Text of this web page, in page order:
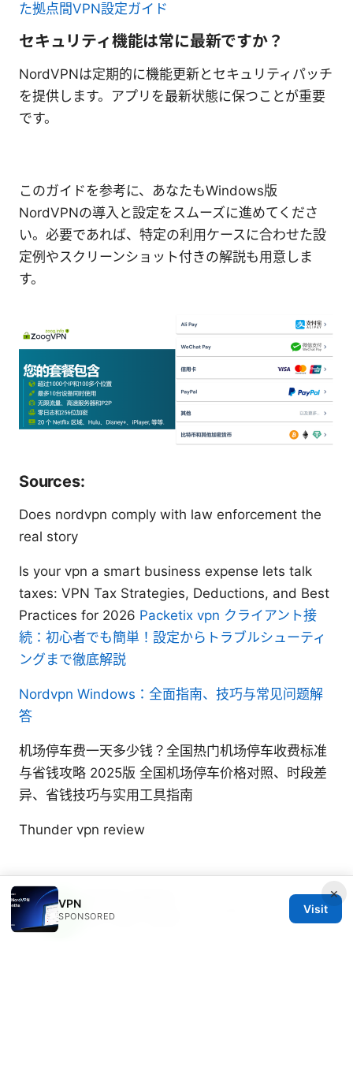
た拠点間VPN設定ガイド
セキュリティ機能は常に最新ですか？
NordVPNは定期的に機能更新とセキュリティパッチ
を提供します。アプリを最新状態に保つことが重要
です。
このガイドを参考に、あなたもWindows版
NordVPNの導入と設定をスムーズに進めてくださ
い。必要であれば、特定の利用ケースに合わせた設
定例やスクリーンショット付きの解説も用意しま
す。
Sources:
Does nordvpn comply with law enforcement the
real story
Is your vpn a smart business expense lets talk
taxes: VPN Tax Strategies, Deductions, and Best
Practices for 2026 Packetix vpn クライアント接
続：初心者でも簡単！設定からトラブルシューティ
ングまで徹底解説
Nordvpn Windows：全面指南、技巧与常见问题解
答
机场停车费一天多少钱？全国热门机场停车收费标准
与省钱攻略 2025版 全国机场停车价格对照、时段差
异、省钱技巧与实用工具指南
Thunder vpn review
Beatrix writes about censorship circumvention
and tracker analysis.
×
VPN
SPONSORED
Visit